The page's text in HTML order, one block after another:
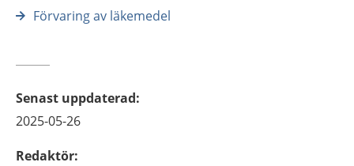
Förvaring av läkemedel
Senast uppdaterad:
2025-05-26
Redaktör: